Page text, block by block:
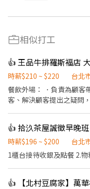
相似打工
時薪$210 ~ $220
台北
餐飲外場： ．負責為顧客
客、解決顧客提出之疑問
時薪$196 ~ $200
台北
1櫃台接待收銀及點餐 2.